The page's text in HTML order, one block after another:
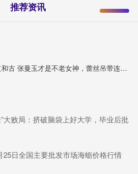
推荐资讯
红和古 张曼玉才是不老女神，蕾丝吊带连衣裙搭配白色西服秒变靓姐！
大败局：挤破脑袋上好大学，毕业后批
25日全国主要批发市场海蛎价格行情